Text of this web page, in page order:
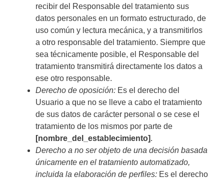
recibir del Responsable del tratamiento sus
datos personales en un formato estructurado, de
uso común y lectura mecánica, y a transmitirlos
a otro responsable del tratamiento. Siempre que
sea técnicamente posible, el Responsable del
tratamiento transmitirá directamente los datos a
ese otro responsable.
Derecho de oposición: Es el derecho del
Usuario a que no se lleve a cabo el tratamiento
de sus datos de carácter personal o se cese el
tratamiento de los mismos por parte de
[nombre_del_establecimiento].
Derecho a no ser objeto de una decisión basada
únicamente en el tratamiento automatizado,
incluida la elaboración de perfiles: Es el derecho